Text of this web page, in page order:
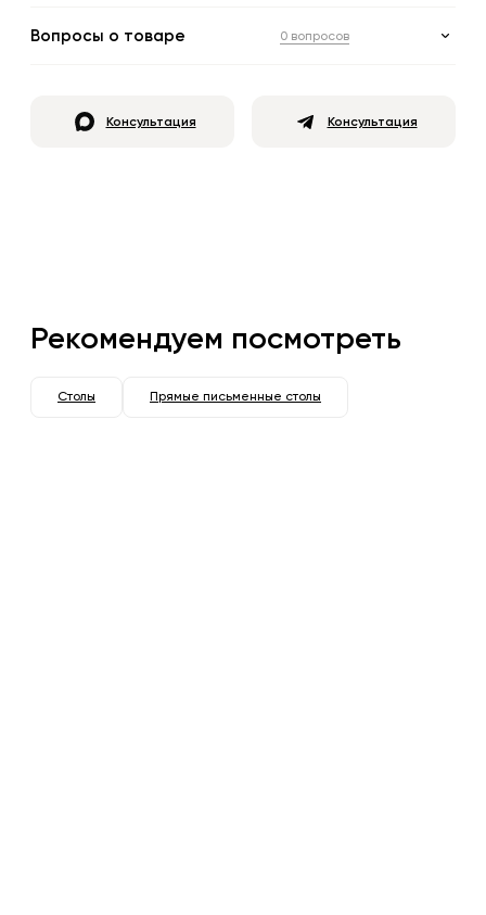
Вопросы о товаре 0 вопросов
Консультация Консультация
Рекомендуем посмотреть
Столы Прямые письменные столы